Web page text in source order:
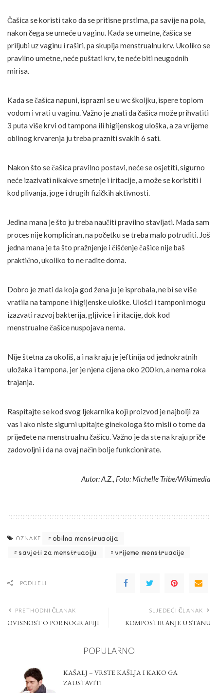
Čašica se koristi tako da se pritisne prstima, pa savije na pola,
nakon čega se umeće u vaginu. Kada se umetne, čašica se
priljubi uz vaginu i raširi, pa skuplja menstrualnu krv. Ukoliko se
pravilno umetne, neće puštati krv, te neće biti neugodnih
mirisa.
Kada se čašica napuni, isprazni se u wc školjku, ispere toplom
vodom i vrati u vaginu. Važno je znati da čašica može prihvatiti
3 puta više krvi od tampona ili higijenskog uloška, a za vrijeme
obilnog krvarenja ju treba prazniti svakih 6 sati.
Nakon što se čašica pravilno postavi, neće se osjetiti, sigurno
neće izazivati nikakve smetnje i iritacije, a može se koristiti i
kod plivanja, joge i drugih fizičkih aktivnosti.
Jedina mana je što ju treba naučiti pravilno stavljati. Mada sam
proces nije kompliciran, na početku se treba malo potruditi. Još
jedna mana je ta što pražnjenje i čišćenje čašice nije baš
praktično, ukoliko to ne radite doma.
Dobro je znati da koja god žena ju je isprobala, ne bi se više
vratila na tampone i higijenske uloške. Ulošci i tamponi mogu
izazvati razvoj bakterija, gljivice i iritacije, dok kod
menstrualne čašice nuspojava nema.
Nije štetna za okoliš, a i na kraju je jeftinija od jednokratnih
uložaka i tampona, jer je njena cijena oko 200 kn, a nema roka
trajanja.
Raspitajte se kod svog ljekarnika koji proizvod je najbolji za
vas i ako niste sigurni upitajte ginekologa što misli o tome da
prijeđete na menstrualnu čašicu. Važno je da ste na kraju priče
zadovoljni i da na ovaj način bolje funkcionirate.
Autor: A.Z., Foto: Michelle Tribe/Wikimedia
OZNAKE
obilna menstruacija
savjeti za menstruaciju
vrijeme menstruacije
PODIJELI
PRETHODNI ČLANAK
OVISNOST O PORNOGRAFIJI
SLJEDEĆI ČLANAK
KOMPOSTIRANJE U STANU
POPULARNO
KAŠALJ – VRSTE KAŠLJA I KAKO GA
ZAUSTAVITI